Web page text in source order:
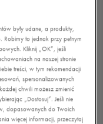
1/2
były udane, a produkty,
to jednak przy pełnym
Kliknij „OK”, jeśli
na naszej stronie
treści, w tym rekomendacji
spersonalizowanych
chwili możesz zmienić
„Dostosuj”. Jeśli nie
dopasowanych do Twoich
więcej informacji, przeczytaj